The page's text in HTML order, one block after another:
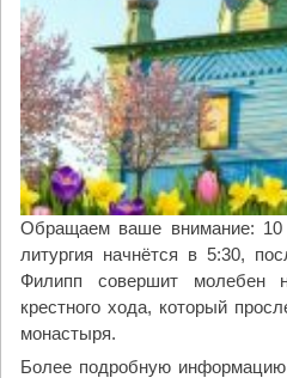
Обращаем ваше внимание: 10
литургия начнётся в 5:30,
Филипп совершит молебен
крестного хода, который
монастыря.
Более подробную